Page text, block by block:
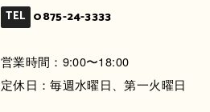
TEL 0875-24-3333
営業時間：9:00〜18:00
定休日：毎週水曜日、第一火曜日